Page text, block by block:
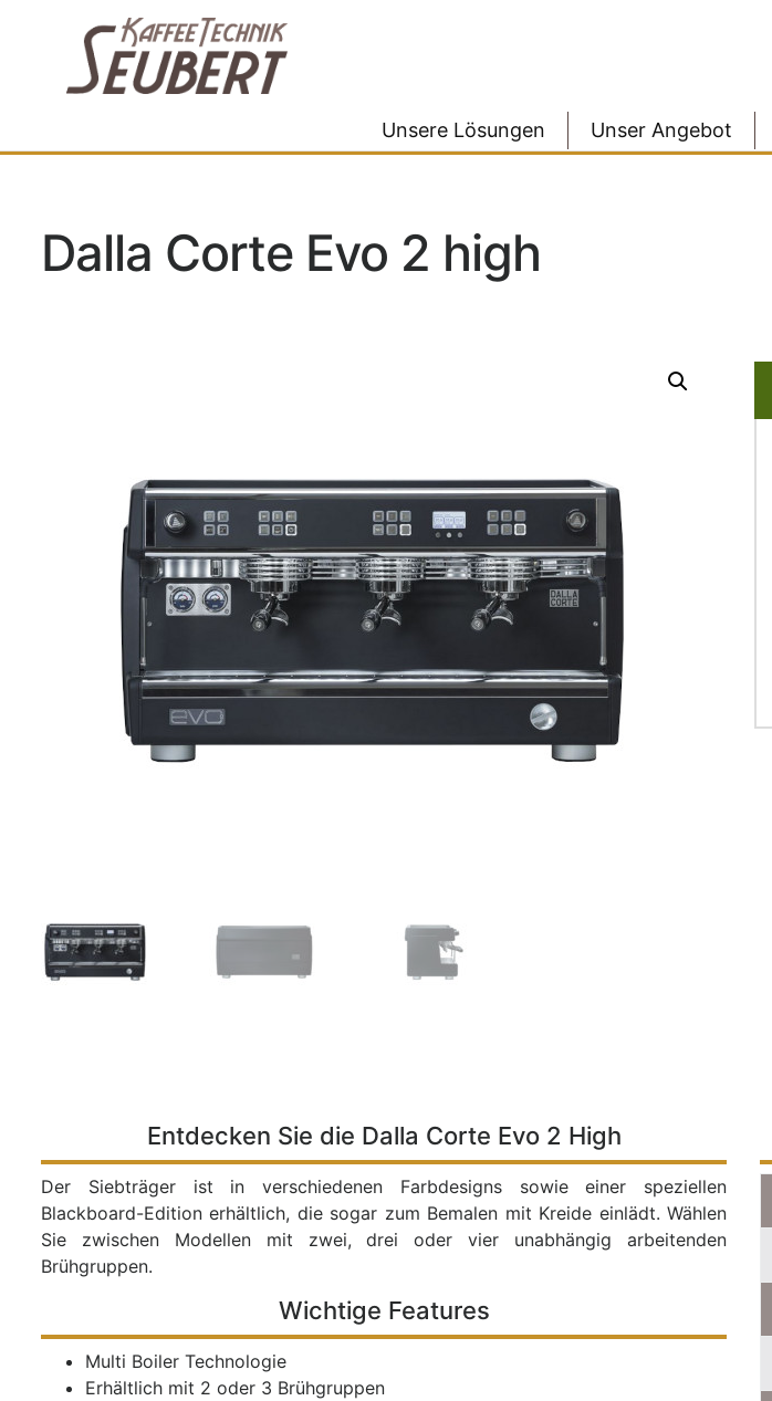
Unsere Lösungen Unser Angebot
Dalla Corte Evo 2 high
Entdecken Sie die Dalla Corte Evo 2 High
Der Siebträger ist in verschiedenen Farbdesigns sowie einer speziellen
Blackboard-Edition erhältlich, die sogar zum Bemalen mit Kreide einlädt. Wählen
Sie zwischen Modellen mit zwei, drei oder vier unabhängig arbeitenden
Brühgruppen.
Wichtige Features
Multi Boiler Technologie
Erhältlich mit 2 oder 3 Brühgruppen